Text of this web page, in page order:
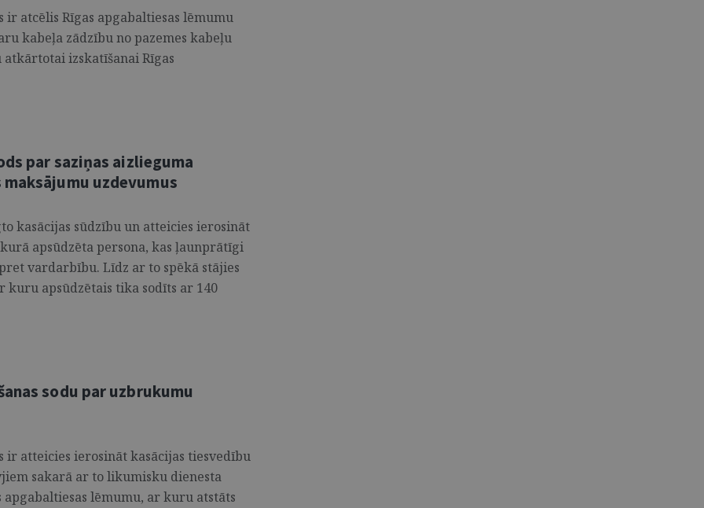
atcēlis Rīgas apgabaltiesas lēmumu
kabeļa zādzību no pazemes kabeļu
izskatīšanai Rīgas
par saziņas aizlieguma
uzdevumus
kasācijas sūdzību un atteicies ierosināt
apsūdzēta persona, kas ļaunprātīgi
vardarbību. Līdz ar to spēkā stājies
kuru apsūdzētais tika sodīts ar 140
sodu par uzbrukumu
atteicies ierosināt kasācijas tiesvedību
sakarā ar to likumisku dienesta
lēmumu, ar kuru atstāts